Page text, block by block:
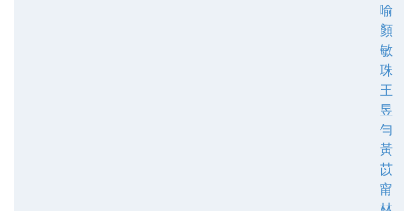
喻
顏
敏
珠
王
昱
勻
黃
苡
甯